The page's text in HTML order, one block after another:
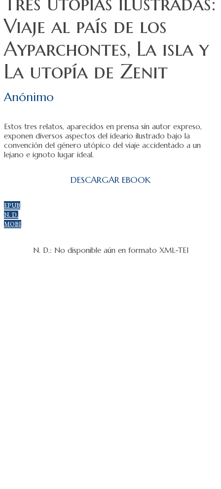
Viaje al país de los
Ayparchontes, La isla y
La utopía de Zenit
Anónimo
Estos tres relatos, aparecidos en prensa sin autor expreso,
exponen diversos aspectos del ideario ilustrado bajo la
convención del género utópico del viaje accidentado a un
lejano e ignoto lugar ideal.
DESCARGAR EBOOK
EPUB
N. D.
MOBI
N. D.: No disponible aún en formato XML-TEI